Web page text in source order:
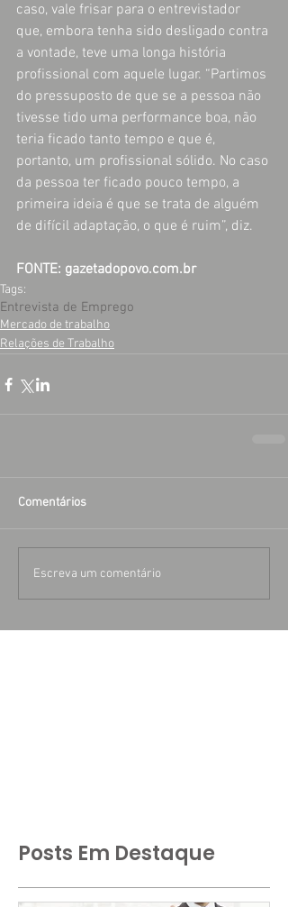
caso, vale frisar para o entrevistador
que, embora tenha sido desligado contra
a vontade, teve uma longa história
profissional com aquele lugar. “Partimos
do pressuposto de que se a pessoa não
tivesse tido uma performance boa, não
teria ficado tanto tempo e que é,
portanto, um profissional sólido. No caso
da pessoa ter ficado pouco tempo, a
primeira ideia é que se trata de alguém
de difícil adaptação, o que é ruim”, diz.
FONTE: gazetadopovo.com.br
Tags:
Entrevista de Emprego
Mercado de trabalho
Relações de Trabalho
Comentários
Escreva um comentário
Posts Em Destaque